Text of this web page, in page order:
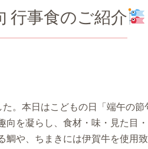
行事食のご紹介
。本日はこどもの日「端午の
を凝らし、食材・味・見た目
や、ちまきには伊賀牛を使用致